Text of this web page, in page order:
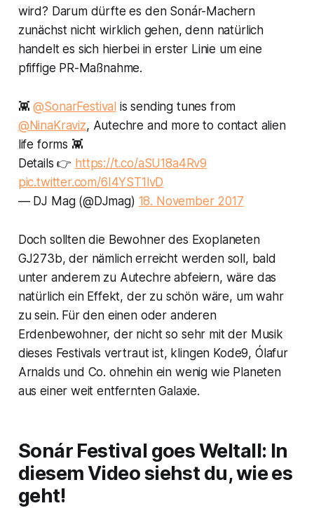
wird? Darum dürfte es den Sonár-Machern
zunächst nicht wirklich gehen, denn natürlich
handelt es sich hierbei in erster Linie um eine
pfiffige PR-Maßnahme.
👾@SonarFestival is sending tunes from
@NinaKraviz, Autechre and more to contact alien
life forms 👾
Details 👉 https://t.co/aSU18a4Rv9
pic.twitter.com/6I4YST1lvD
— DJ Mag (@DJmag) 18. November 2017
Doch sollten die Bewohner des Exoplaneten
GJ273b, der nämlich erreicht werden soll, bald
unter anderem zu Autechre abfeiern, wäre das
natürlich ein Effekt, der zu schön wäre, um wahr
zu sein. Für den einen oder anderen
Erdenbewohner, der nicht so sehr mit der Musik
dieses Festivals vertraut ist, klingen Kode9, Ólafur
Arnalds und Co. ohnehin ein wenig wie Planeten
aus einer weit entfernten Galaxie.
Sonár Festival goes Weltall: In
diesem Video siehst du, wie es
geht!